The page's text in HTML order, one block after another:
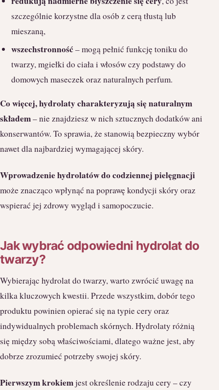
szczególnie korzystne dla osób z cerą tłustą lub
mieszaną,
wszechstronność– mogą pełnić funkcję toniku do
twarzy, mgiełki do ciała i włosów czy podstawy do
domowych maseczek oraz naturalnych perfum.
Co więcej, hydrolaty charakteryzują się naturalnym
składem– nie znajdziesz w nich sztucznych dodatków ani
konserwantów. To sprawia, że stanowią bezpieczny wybór
nawet dla najbardziej wymagającej skóry.
Wprowadzenie hydrolatów do codziennej pielęgnacji
może znacząco wpłynąć na poprawę kondycji skóry oraz
wspierać jej zdrowy wygląd i samopoczucie.
Jak wybrać odpowiedni hydrolat do
twarzy?
Wybierając hydrolat do twarzy, warto zwrócić uwagę na
kilka kluczowych kwestii. Przede wszystkim, dobór tego
produktu powinien opierać się na typie cery oraz
indywidualnych problemach skórnych. Hydrolaty różnią
się między sobą właściwościami, dlatego ważne jest, aby
dobrze zrozumieć potrzeby swojej skóry.
Pierwszym krokiemjest określenie rodzaju cery – czy